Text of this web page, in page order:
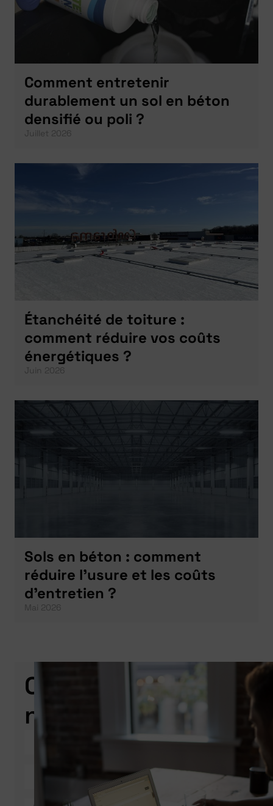
Comment entretenir
durablement un sol en béton
densifié ou poli ?
Juillet 2026
Étanchéité de toiture :
comment réduire vos coûts
énergétiques ?
Juin 2026
Sols en béton : comment
réduire l’usure et les coûts
d’entretien ?
Mai 2026
Contactez-
nous